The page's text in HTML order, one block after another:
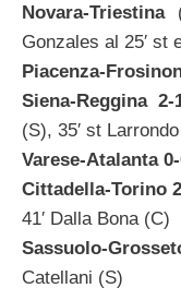
Novara-Triestina
Gonzales al 25′ st
Piacenza-
Siena-Reggina 2-
(S), 35′ st
Varese-Atalanta
Cittadella-Torino
41′ Dalla Bona (C)
Sassuolo-
Catellani (S)